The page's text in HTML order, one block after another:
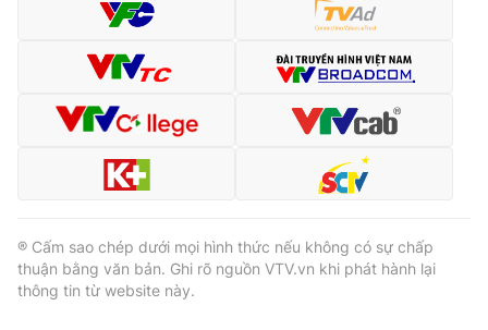
® Cấm sao chép dưới mọi hình thức nếu không có sự chấp
thuận bằng văn bản. Ghi rõ nguồn VTV.vn khi phát hành lại
thông tin từ website này.